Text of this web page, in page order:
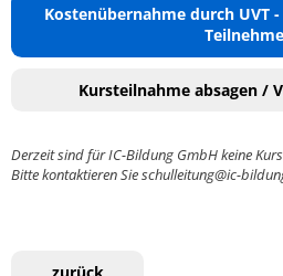
Kostenübernahme durch UVT
Kursteilnahme absagen /
Derzeit sind für IC-Bildung GmbH keine
Bitte kontaktieren Sie schulleitung@ic-